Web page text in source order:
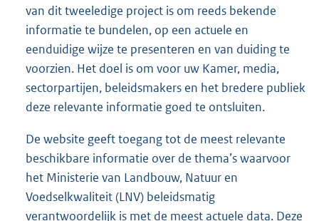
r
e
l
i
n
:
van dit tweeledige project is om reeds bekende
informatie te bundelen, op een actuele en
eenduidige wijze te presenteren en van duiding te
voorzien. Het doel is om voor uw Kamer, media,
sectorpartijen, beleidsmakers en het bredere publiek
deze relevante informatie goed te ontsluiten.
De website geeft toegang tot de meest relevante
beschikbare informatie over de thema’s waarvoor
het Ministerie van Landbouw, Natuur en
Voedselkwaliteit (LNV) beleidsmatig
verantwoordelijk is met de meest actuele data. Deze